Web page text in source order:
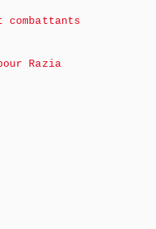
Razia